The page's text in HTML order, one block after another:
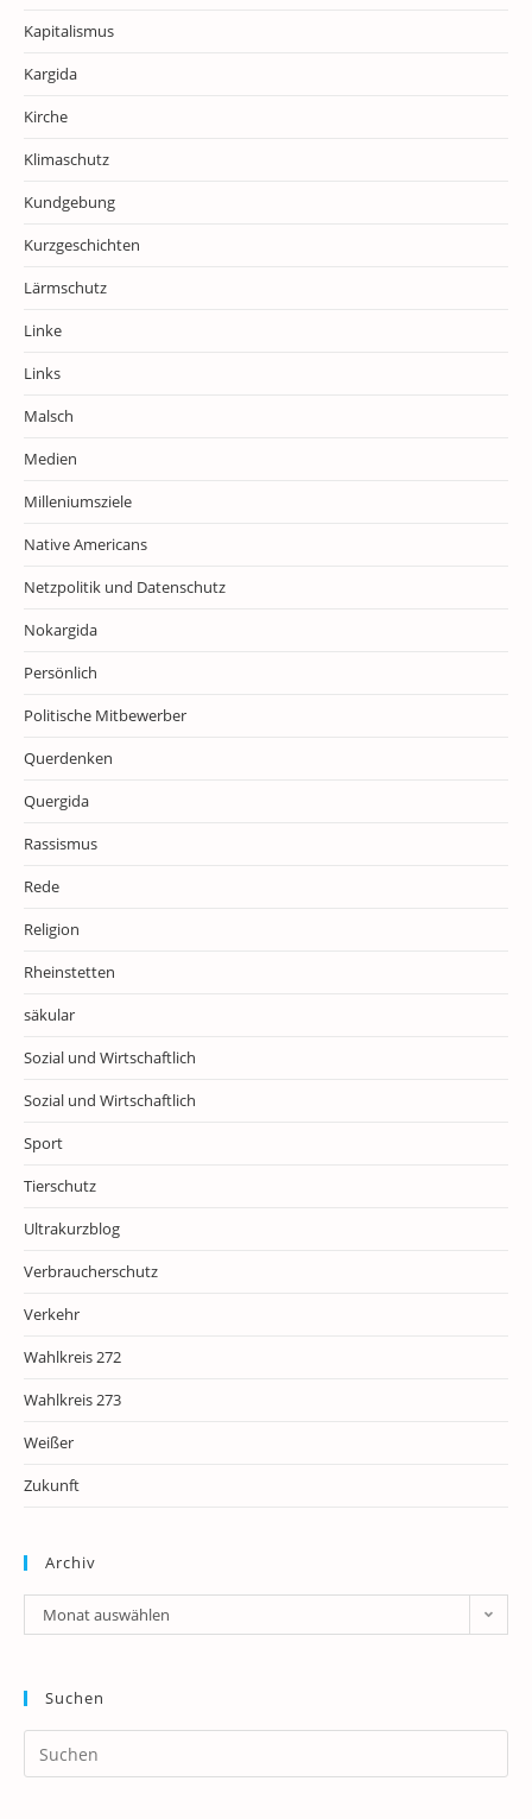
Kapitalismus
Kargida
Kirche
Klimaschutz
Kundgebung
Kurzgeschichten
Lärmschutz
Linke
Links
Malsch
Medien
Milleniumsziele
Native Americans
Netzpolitik und Datenschutz
Nokargida
Persönlich
Politische Mitbewerber
Querdenken
Quergida
Rassismus
Rede
Religion
Rheinstetten
säkular
Sozial und Wirtschaftlich
Sozial und Wirtschaftlich
Sport
Tierschutz
Ultrakurzblog
Verbraucherschutz
Verkehr
Wahlkreis 272
Wahlkreis 273
Weißer
Zukunft
Archiv
Archiv
Monat auswählen
Suchen